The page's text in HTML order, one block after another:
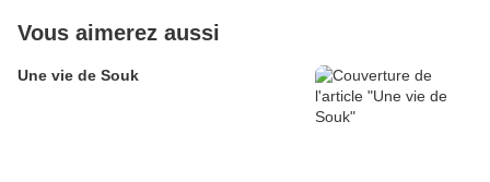
Vous aimerez aussi
Une vie de Souk